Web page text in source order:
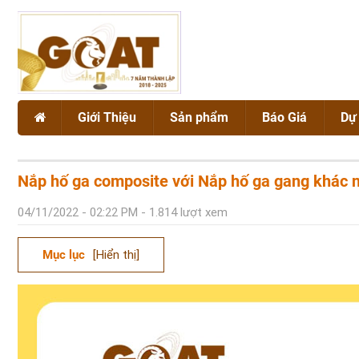
Giới Thiệu
Giới thiệu chung
Chứng chỉ chất lượng GOAT
Sản phẩm
NẮP HỐ GA
SONG CHẮN RÁC
Báo Giá
Dự án
Nắp hố ga composite với Nắp hố ga gang khác
04/11/2022 - 02:22 PM - 1.814 lượt xem
Mục lục [Hiển thị]